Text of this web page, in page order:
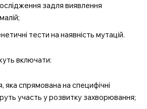
медичний
задля виявлення
тести на наявність мутацій.
включати:
яка спрямована на специфічні
участь у розвитку захворювання;